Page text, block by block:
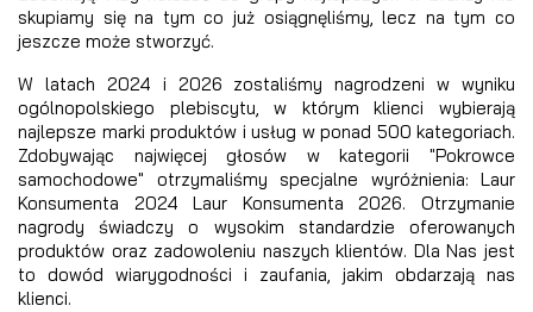
skupiamy się na tym co już osiągnęliśmy, lecz na tym co
jeszcze może stworzyć.
W latach 2024 i 2026 zostaliśmy nagrodzeni w wyniku
ogólnopolskiego plebiscytu, w którym klienci wybierają
najlepsze marki produktów i usług w ponad 500 kategoriach.
Zdobywając najwięcej głosów w kategorii "Pokrowce
samochodowe" otrzymaliśmy specjalne wyróżnienia: Laur
Konsumenta 2024 Laur Konsumenta 2026. Otrzymanie
nagrody świadczy o wysokim standardzie oferowanych
produktów oraz zadowoleniu naszych klientów. Dla Nas jest
to dowód wiarygodności i zaufania, jakim obdarzają nas
klienci.